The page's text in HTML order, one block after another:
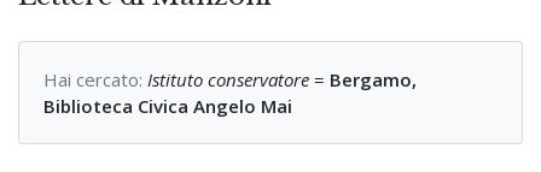
Hai cercato: Istituto conservatore = Bergamo,
Biblioteca Civica Angelo Mai